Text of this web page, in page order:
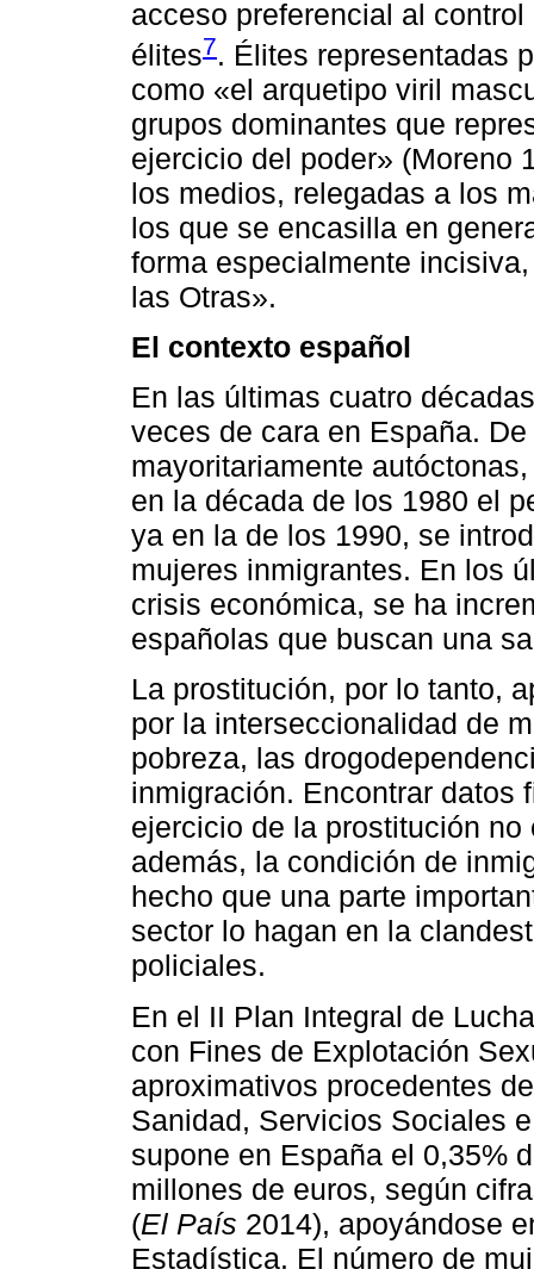
acceso preferencial al
élites7. Élites representadas
como «el arquetipo viril
grupos dominantes que
ejercicio del poder» (Moreno
los medios, relegadas a los
los que se encasilla en
forma especialmente
las Otras».
El contexto español
En las últimas cuatro
veces de cara en España.
mayoritariamente
en la década de los 1980 el
ya en la de los 1990, se
mujeres inmigrantes. En los
crisis económica, se ha
españolas que buscan una
La prostitución, por lo tanto,
por la interseccionalidad de
pobreza, las
inmigración. Encontrar datos
ejercicio de la prostitución
además, la condición de
hecho que una parte
sector lo hagan en la
policiales.
En el II Plan Integral de
con Fines de Explotación
aproximativos procedentes
Sanidad, Servicios Sociales
supone en España el 0,35%
millones de euros, según
(El País 2014), apoyándose
Estadística. El número de